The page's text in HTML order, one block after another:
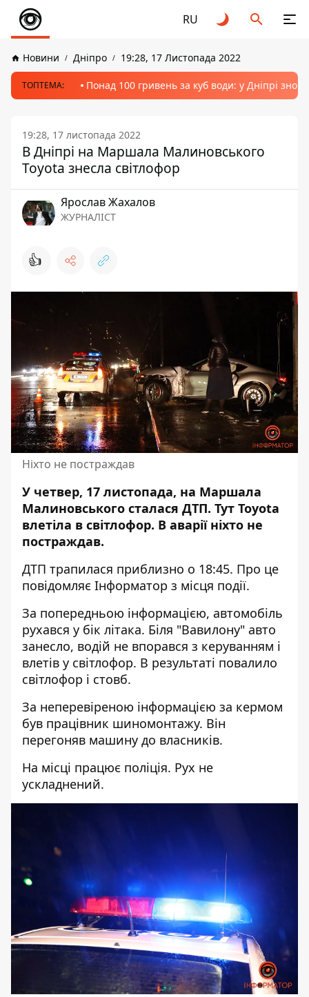
RU
Новини Дніпро 19:28, 17 Листопада 2022
ТОПТЕМА: Понад 100 гривень за куб води: у Дніпрі
19:28, 17 листопада 2022
В Дніпрі на Маршала Малиновського
Toyota знесла світлофор
Ярослав Жахалов
ЖУРНАЛІСТ
👍
Ніхто не постраждав
У четвер, 17 листопада, на Маршала
Малиновського сталася ДТП. Тут Toyota
влетіла в світлофор. В аварії ніхто не
постраждав.
ДТП трапилася приблизно о 18:45. Про це
повідомляє Інформатор з місця події.
За попередньою інформацією, автомобіль
рухався у бік літака. Біля "Вавилону" авто
занесло, водій не впорався з керуванням і
влетів у світлофор. В результаті повалило
світлофор і стовб.
За неперевіреною інформацією за кермом
був працівник шиномонтажу. Він
перегоняв машину до власників.
На місці працює поліція. Рух не
ускладнений.